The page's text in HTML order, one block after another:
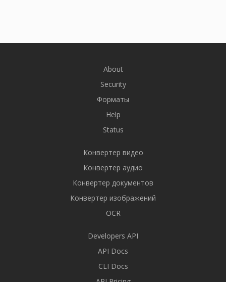
About
Security
Форматы
Help
Status
Конвертер видео
Конвертер аудио
Конвертер документов
Конвертер изображений
OCR
Developers API
API Docs
CLI Docs